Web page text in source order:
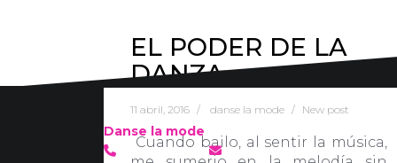
EL PODER DE LA
DANZA
11 abril, 2016 danse la mode New post
Cuando bailo, al sentir la música,
Danse la mode
636 57 66 50 ·
info@danselamode.com